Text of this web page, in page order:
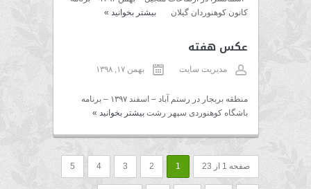
کانون کوهنوردان گیلانبیشتر بخوانید »
عکس هفته
مدیریت سایت بهمن ۱۷, ۱۳۹۸
منطقه بربجار در رستم آباد – اسفند ۱۳۹۷ – برنامه
باشگاه کوهنوردی سپهر رشتبیشتر بخوانید »
صفحه 1 از 23 1
2
3
4
5